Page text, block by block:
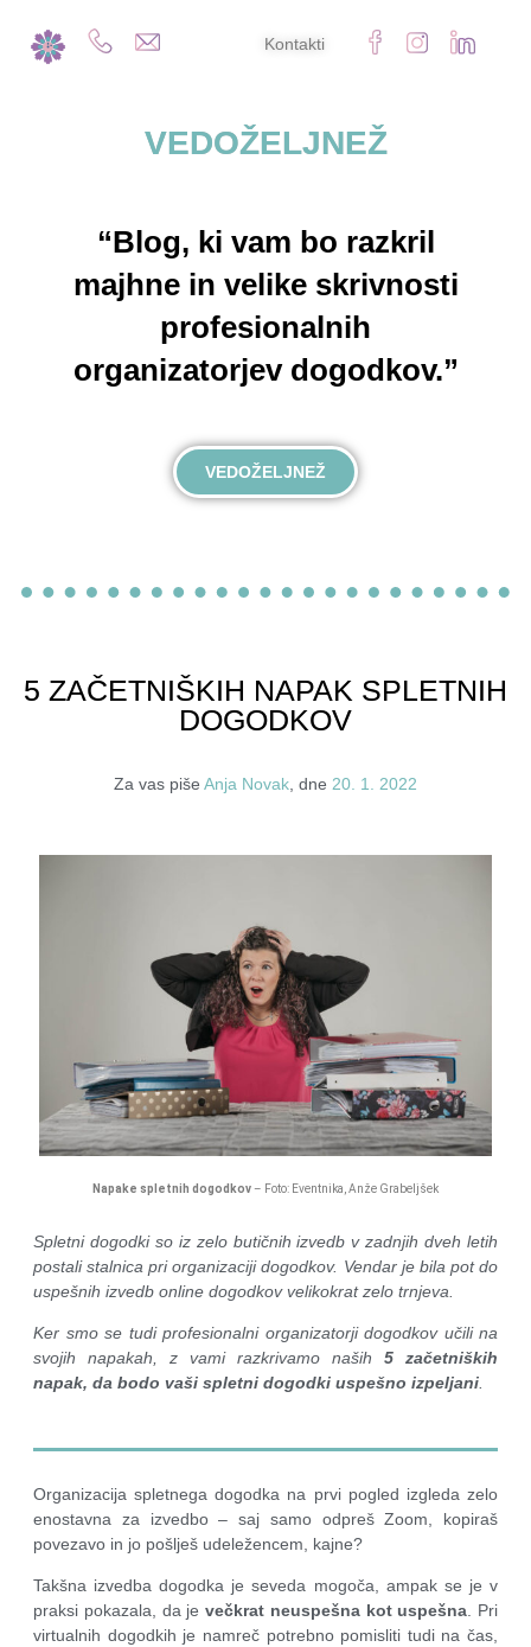
Kontakti
VEDOŽELJNEŽ
“Blog, ki vam bo razkril
majhne in velike skrivnosti
profesionalnih
organizatorjev dogodkov.”
VEDOŽELJNEŽ
5 ZAČETNIŠKIH NAPAK SPLETNIH
DOGODKOV
Za vas piše Anja Novak , dne 20. 1. 2022
Napake spletnih dogodkov– Foto: Eventnika, Anže Grabeljšek
Spletni dogodki so iz zelo butičnih izvedb v zadnjih dveh letih
postali stalnica pri organizaciji dogodkov. Vendar je bila pot do
uspešnih izvedb online dogodkov velikokrat zelo trnjeva.
Ker smo se tudi profesionalni organizatorji dogodkov učili na
svojih napakah, z vami razkrivamo naših 5 začetniških
napak, da bodo vaši spletni dogodki uspešno izpeljani.
Organizacija spletnega dogodka na prvi pogled izgleda zelo
enostavna za izvedbo – saj samo odpreš Zoom, kopiraš
povezavo in jo pošlješ udeležencem, kajne?
Takšna izvedba dogodka je seveda mogoča, ampak se je v
praksi pokazala, da je večkrat neuspešna kot uspešna. Pri
virtualnih dogodkih je namreč potrebno pomisliti tudi na čas,